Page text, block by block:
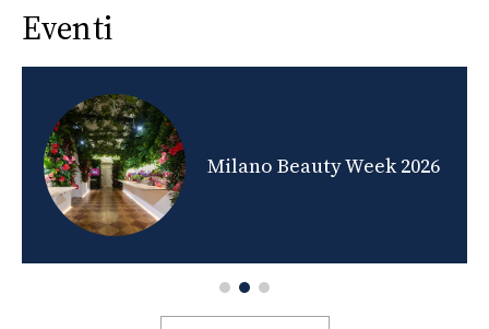
Eventi
Milano Beauty Week 2026